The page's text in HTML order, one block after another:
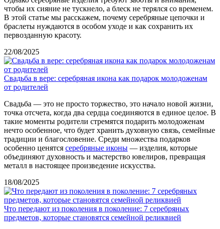
чтобы их сияние не тускнело, а блеск не терялся со временем.
В этой статье мы расскажем, почему серебряные цепочки и
браслеты нуждаются в особом уходе и как сохранить их
первозданную красоту.
22/08/2025
Свадьба в вере: серебряная икона как подарок молодоженам
от родителей
Свадьба — это не просто торжество, это начало новой жизни,
точка отсчета, когда два сердца соединяются в единое целое. В
такие моменты родители стремятся подарить молодоженам
нечто особенное, что будет хранить духовную связь, семейные
традиции и благословение. Среди множества подарков
особенно ценятся серебряные иконы — изделия, которые
объединяют духовность и мастерство ювелиров, превращая
металл в настоящее произведение искусства.
18/08/2025
Что передают из поколения в поколение: 7 серебряных
предметов, которые становятся семейной реликвией